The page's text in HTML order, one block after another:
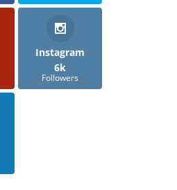
Instagram
6k
Followers